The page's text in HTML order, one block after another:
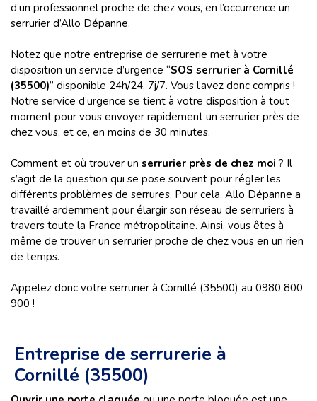
d’un professionnel proche de chez vous, en l’occurrence un
serrurier d’Allo Dépanne.
Notez que notre entreprise de serrurerie met à votre
disposition un service d’urgence “SOS serrurier à Cornillé
(35500)” disponible 24h/24, 7j/7. Vous l’avez donc compris !
Notre service d’urgence se tient à votre disposition à tout
moment pour vous envoyer rapidement un serrurier près de
chez vous, et ce, en moins de 30 minutes.
Comment et où trouver un serrurier près de chez moi ? Il
s’agit de la question qui se pose souvent pour régler les
différents problèmes de serrures. Pour cela, Allo Dépanne a
travaillé ardemment pour élargir son réseau de serruriers à
travers toute la France métropolitaine. Ainsi, vous êtes à
même de trouver un serrurier proche de chez vous en un rien
de temps.
Appelez donc votre serrurier à Cornillé (35500) au 0980 800
900 !
Entreprise de serrurerie à
Cornillé (35500)